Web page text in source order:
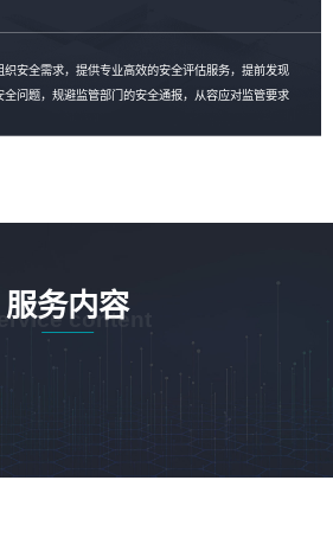
织安全需求，提供专业高效的安全评估服务，提前发现
全问题，规避监管部门的安全通报，从容应对监管要求
服务内容
content